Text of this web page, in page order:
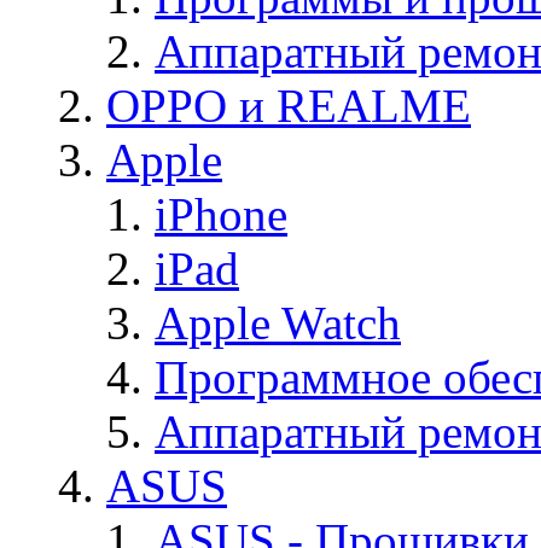
Аппаратный
OPPO и REALME
Apple
iPhone
iPad
Apple Watch
Программное
Аппаратный
ASUS